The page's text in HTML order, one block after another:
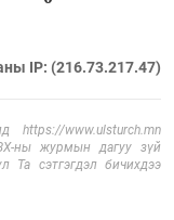
IP: (216.73.217.47)
https://www.ulsturch.mn
ны журмын дагуу зүй
Та сэтгэгдэл бичихдээ